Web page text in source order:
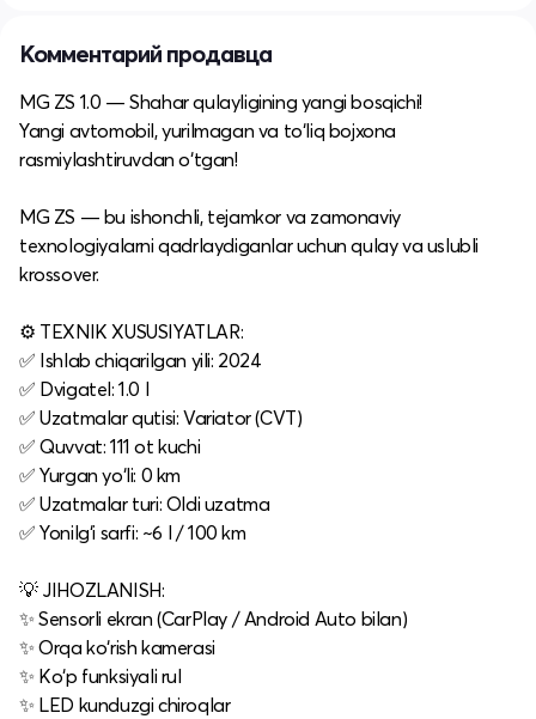
Комментарий продавца
MG ZS 1.0 — Shahar qulayligining yangi bosqichi!
Yangi avtomobil, yurilmagan va to‘liq bojxona
rasmiylashtiruvdan o‘tgan!
MG ZS — bu ishonchli, tejamkor va zamonaviy
texnologiyalarni qadrlaydiganlar uchun qulay va uslubli
krossover.
⚙️ TEXNIK XUSUSIYATLAR:
✅ Ishlab chiqarilgan yili: 2024
✅ Dvigatel: 1.0 l
✅ Uzatmalar qutisi: Variator (CVT)
✅ Quvvat: 111 ot kuchi
✅ Yurgan yo‘li: 0 km
✅ Uzatmalar turi: Oldi uzatma
✅ Yonilg‘i sarfi: ~6 l / 100 km
💡 JIHOZLANISH:
✨ Sensorli ekran (CarPlay / Android Auto bilan)
✨ Orqa ko‘rish kamerasi
✨ Ko‘p funksiyali rul
✨ LED kunduzgi chiroqlar